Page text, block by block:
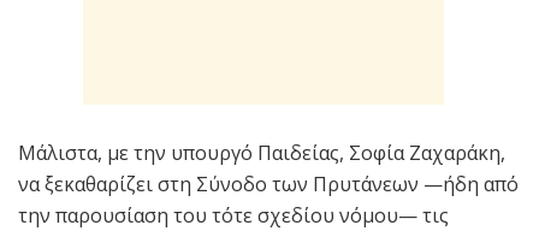
Μάλιστα, με την υπουργό Παιδείας, Σοφία Ζαχαράκη,
να ξεκαθαρίζει στη Σύνοδο των Πρυτάνεων —ήδη από
την παρουσίαση του τότε σχεδίου νόμου— τις